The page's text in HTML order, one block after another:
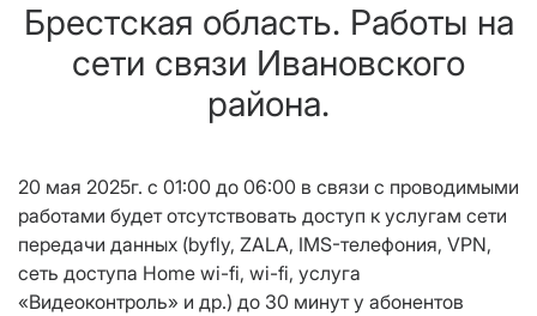
Брестская область. Работы на
сети связи Ивановского
района.
20 мая 2025г. с 01:00 до 06:00 в связи с проводимыми
работами будет отсутствовать доступ к услугам сети
передачи данных (byfly, ZALA, IMS-телефония, VPN,
сеть доступа Home wi-fi, wi-fi, услуга
«Видеоконтроль» и др.) до 30 минут у абонентов